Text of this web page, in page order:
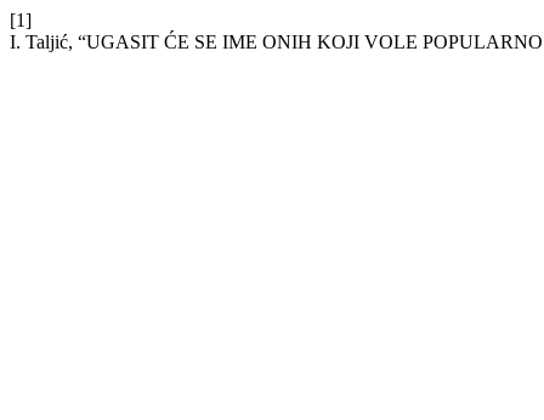
[1]
I. Taljić, “UGASIT ĆE SE IME ONIH KOJI VOLE